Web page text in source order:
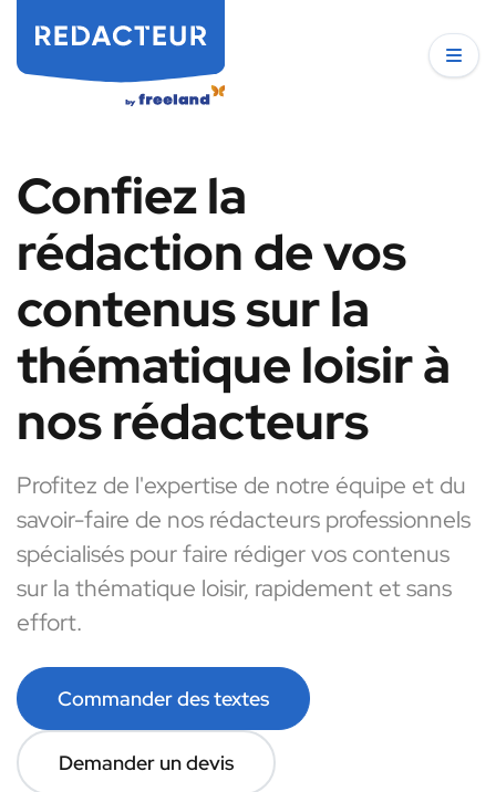
Confiez la
rédaction de vos
contenus sur la
thématique loisir à
nos rédacteurs
Profitez de l'expertise de notre équipe et du
savoir-faire de nos rédacteurs professionnels
spécialisés pour faire rédiger vos contenus
sur la thématique loisir, rapidement et sans
effort.
Commander des textes
Demander un devis